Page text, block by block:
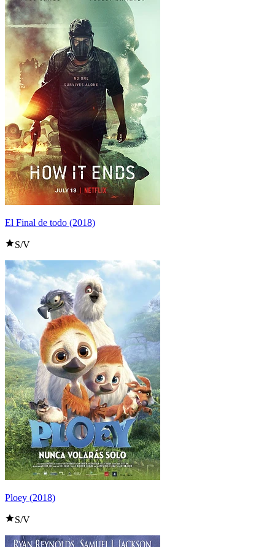
El Final de todo (2018)
S/V
Ploey (2018)
S/V